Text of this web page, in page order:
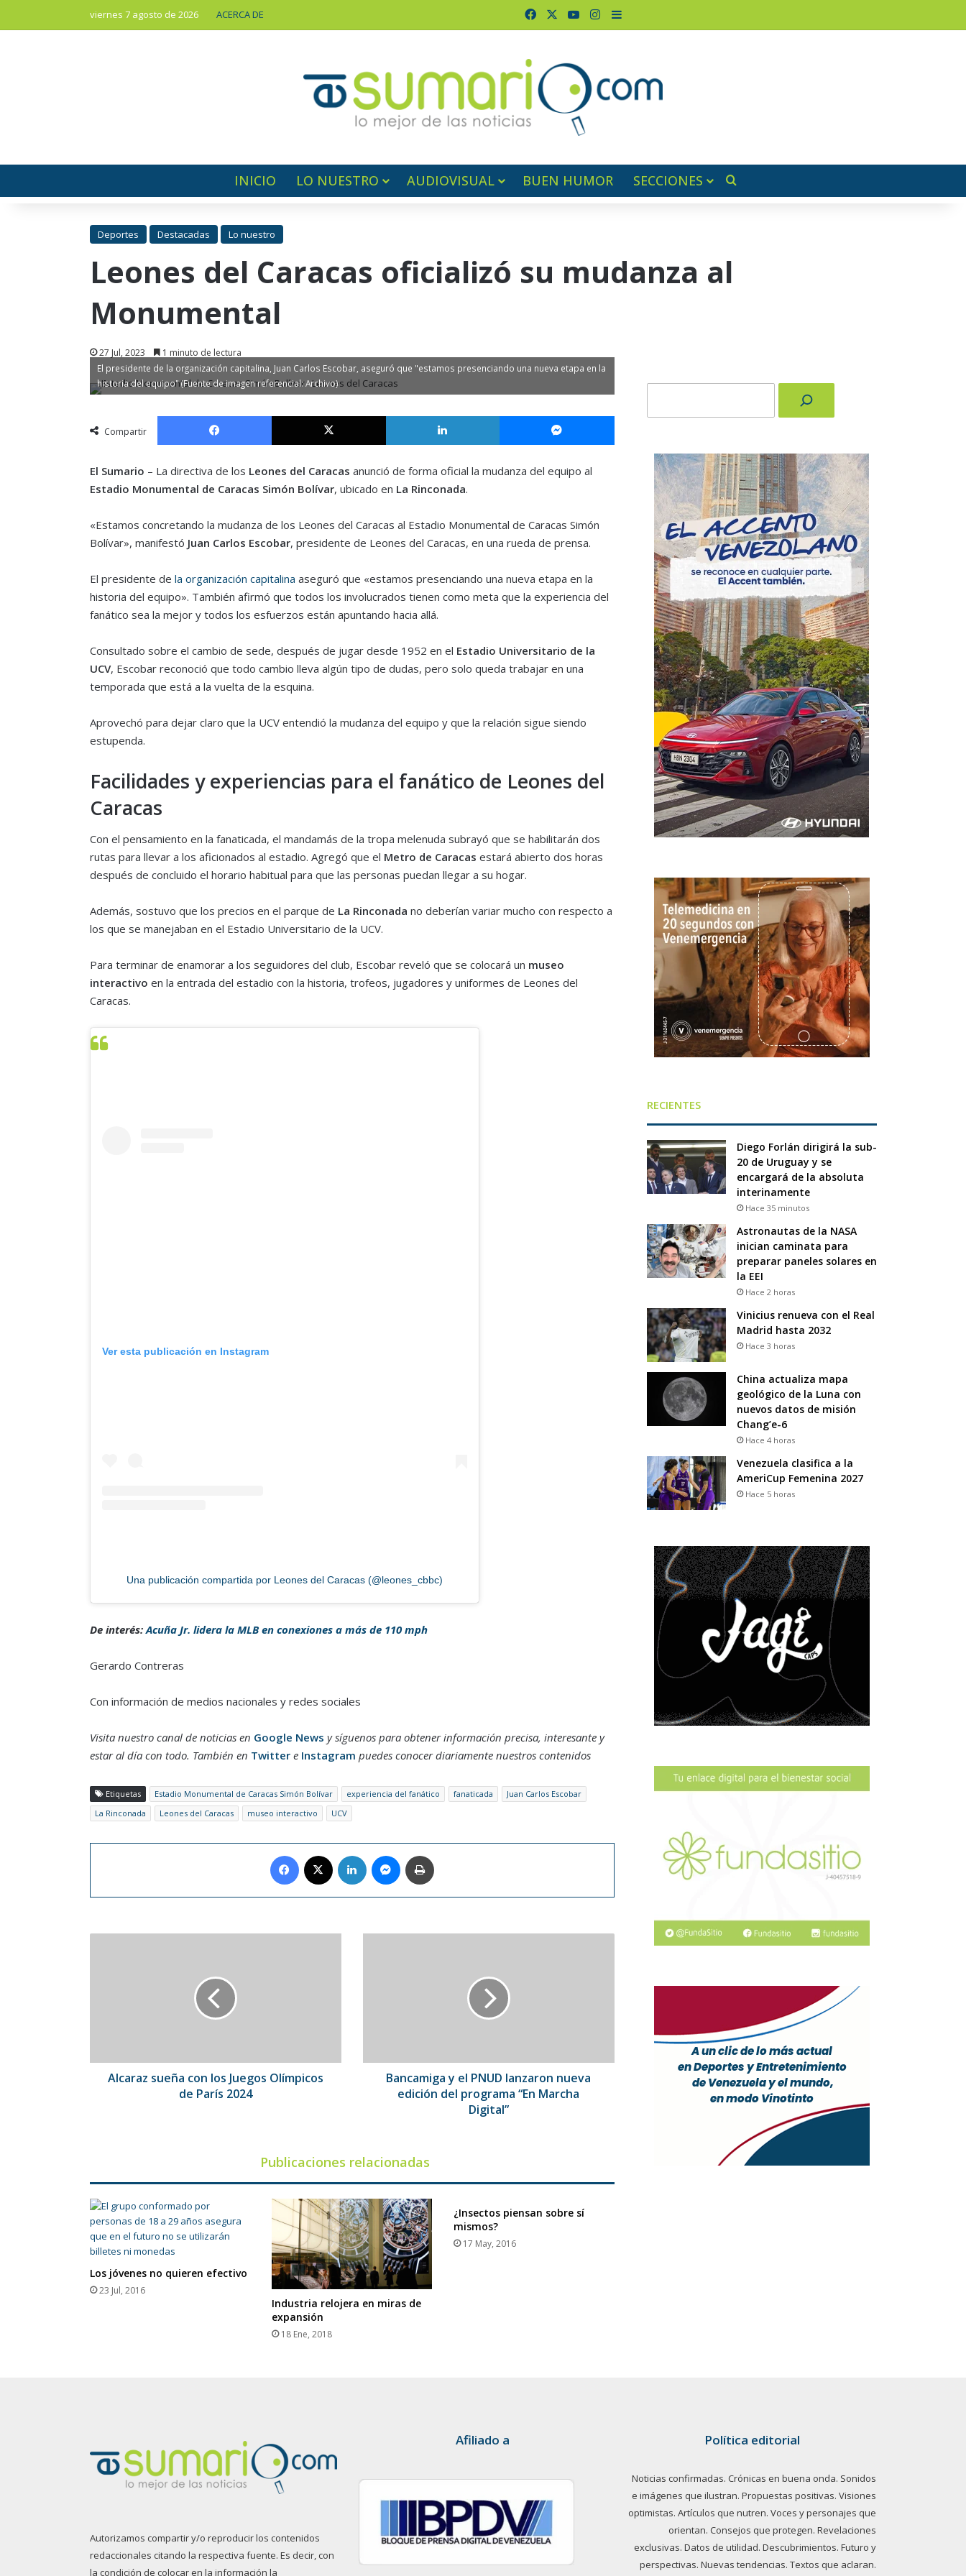
viernes 7 agosto de 2026 ACERCA DE FacebookYouTubeInstagram
Barra lateral
INICIO LO NUESTRO AUDIOVISUAL BUEN HUMOR SECCIONES
Deportes Destacadas Lo nuestro
Leones del Caracas oficializó su mudanza al
Monumental
27 Jul, 2023 1 minuto de lectura
El presidente de la organización capitalina, Juan Carlos Escobar, aseguró que "estamos presenciando una nueva etapa en la
historia del equipo" (Fuente de imagen referencial: Archivo)
Compartir
Facebook X LinkedIn Messenger
El Sumario – La directiva de los Leones del Caracas anunció de forma oficial la mudanza del equipo al
Estadio Monumental de Caracas Simón Bolívar, ubicado en La Rinconada.
«Estamos concretando la mudanza de los Leones del Caracas al Estadio Monumental de Caracas Simón
Bolívar», manifestó Juan Carlos Escobar, presidente de Leones del Caracas, en una rueda de prensa.
El presidente de la organización capitalina aseguró que «estamos presenciando una nueva etapa en la
historia del equipo». También afirmó que todos los involucrados tienen como meta que la experiencia del
fanático sea la mejor y todos los esfuerzos están apuntando hacia allá.
Consultado sobre el cambio de sede, después de jugar desde 1952 en el Estadio Universitario de la
UCV, Escobar reconoció que todo cambio lleva algún tipo de dudas, pero solo queda trabajar en una
temporada que está a la vuelta de la esquina.
Aprovechó para dejar claro que la UCV entendió la mudanza del equipo y que la relación sigue siendo
estupenda.
Facilidades y experiencias para el fanático de Leones del
Caracas
Con el pensamiento en la fanaticada, el mandamás de la tropa melenuda subrayó que se habilitarán dos
rutas para llevar a los aficionados al estadio. Agregó que el Metro de Caracas estará abierto dos horas
después de concluido el horario habitual para que las personas puedan llegar a su hogar.
Además, sostuvo que los precios en el parque de La Rinconada no deberían variar mucho con respecto a
los que se manejaban en el Estadio Universitario de la UCV.
Para terminar de enamorar a los seguidores del club, Escobar reveló que se colocará un museo
interactivo en la entrada del estadio con la historia, trofeos, jugadores y uniformes de Leones del
Caracas.
Ver esta publicación en Instagram
Una publicación compartida por Leones del Caracas (@leones_cbbc)
De interés:Acuña Jr. lidera la MLB en conexiones a más de 110 mph
Gerardo Contreras
Con información de medios nacionales y redes sociales
Visita nuestro canal de noticias en Google News y síguenos para obtener información precisa, interesante y
estar al día con todo. También en Twittere Instagram puedes conocer diariamente nuestros contenidos
Etiquetas Estadio Monumental de Caracas Simón Bolívar experiencia del fanático fanaticada
Juan Carlos Escobar
La Rinconada
Leones del Caracas museo interactivo UCV
Facebook LinkedIn Messenger
2024
Alcaraz sueña con los Juegos Olímpicos
de París 2024
programa
Bancamiga y el PNUD lanzaron nueva
edición del programa “En Marcha
Digital”
Publicaciones relacionadas
Los jóvenes no quieren efectivo
23 Jul, 2016
Industria relojera en miras de
expansión
18 Ene, 2018
¿Insectos piensan sobre sí
mismos?
17 May, 2016
RECIENTES
Diego Forlán dirigirá la sub-
20 de Uruguay y se
encargará de la absoluta
interinamente
Hace 35 minutos
Astronautas de la NASA
inician caminata para
preparar paneles solares en
la EEI
Hace 2 horas
Vinicius renueva con el Real
Madrid hasta 2032
Hace 3 horas
China actualiza mapa
geológico de la Luna con
nuevos datos de misión
Chang’e-6
Hace 4 horas
Venezuela clasifica a la
AmeriCup Femenina 2027
Hace 5 horas
Autorizamos compartir y/o reproducir los contenidos
redaccionales citando la respectiva fuente. Es decir, con
la condición de colocar en la información la
Afiliado a Política editorial
Noticias confirmadas. Crónicas en buena onda. Sonidos
e imágenes que ilustran. Propuestas positivas. Visiones
optimistas. Artículos que nutren. Voces y personajes que
orientan. Consejos que protegen. Revelaciones
exclusivas. Datos de utilidad. Descubrimientos. Futuro y
perspectivas. Nuevas tendencias. Textos que aclaran.